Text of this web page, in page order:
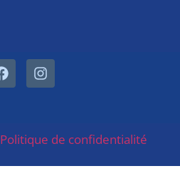
Politique de confidentialité